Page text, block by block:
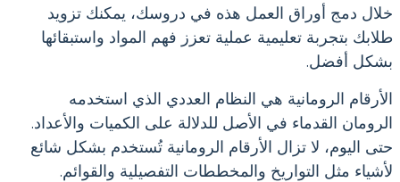
خلال دمج أوراق العمل هذه في دروسك، يمكنك تزويد
طلابك بتجربة تعليمية عملية تعزز فهم المواد واستبقائها
بشكل أفضل.
الأرقام الرومانية هي النظام العددي الذي استخدمه
الرومان القدماء في الأصل للدلالة على الكميات والأعداد.
حتى اليوم، لا تزال الأرقام الرومانية تُستخدم بشكل شائع
لأشياء مثل التواريخ والمخططات التفصيلية والقوائم.